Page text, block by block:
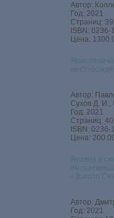
Автор:
Год: 2021
Страниц:
ISBN: 0236-
Цена:
Автор:
Сухов Д. И.,
Год: 2021
Страниц: 40
ISBN: 0236-
Цена:
Анализ и
по
«Золото
Автор:
Год: 2021